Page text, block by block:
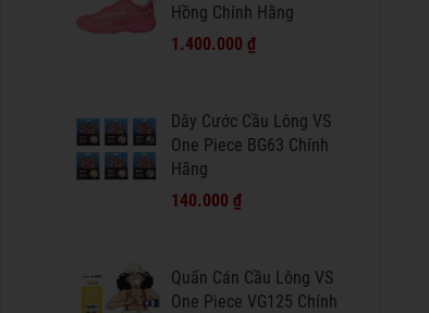
Hồng Chính Hãng
1.400.000 ₫
Dây Cước Cầu Lông VS
One Piece BG63 Chính
Hãng
140.000 ₫
Quấn Cán Cầu Lông VS
One Piece VG125 Chính